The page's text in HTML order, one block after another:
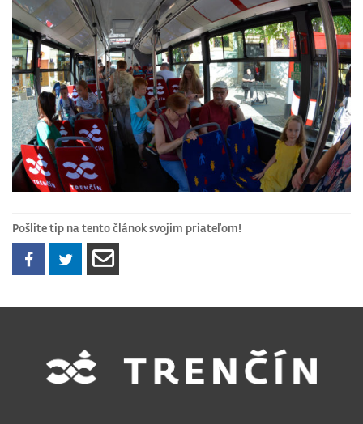
Pošlite tip na tento článok svojim priateľom!